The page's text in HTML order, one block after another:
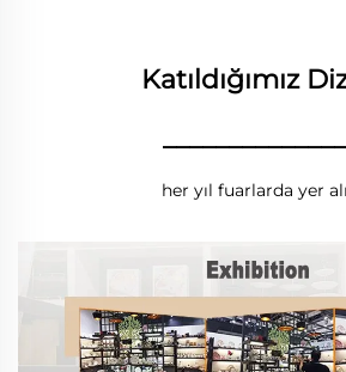
Katıldığımız
her yıl fuarlarda yer